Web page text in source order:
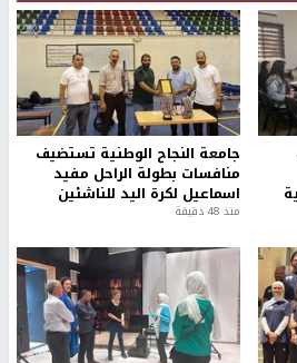
جامعة النجاح الوطنية تستضيف
منافسات بطولة الراحل مفيد
اسماعيل لكرة اليد للناشئين
منذ 48 دقيقة